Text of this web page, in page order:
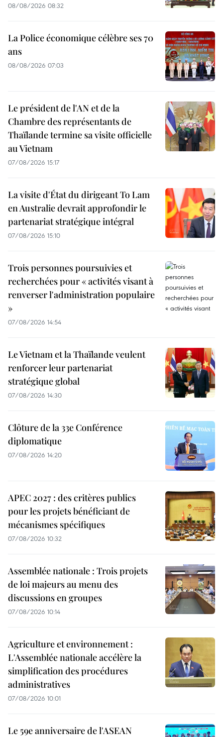
08/08/2026 08:32
La Police économique célèbre ses 70
ans
08/08/2026 07:03
Le président de l'AN et de la
Chambre des représentants de
Thaïlande termine sa visite officielle
au Vietnam
07/08/2026 15:17
La visite d'État du dirigeant To Lam
en Australie devrait approfondir le
partenariat stratégique intégral
07/08/2026 15:10
Trois personnes poursuivies et
recherchées pour « activités visant à
renverser l'administration populaire
»
07/08/2026 14:54
Le Vietnam et la Thaïlande veulent
renforcer leur partenariat
stratégique global
07/08/2026 14:30
Clôture de la 33e Conférence
diplomatique
07/08/2026 14:20
APEC 2027 : des critères publics
pour les projets bénéficiant de
mécanismes spécifiques
07/08/2026 10:32
Assemblée nationale : Trois projets
de loi majeurs au menu des
discussions en groupes
07/08/2026 10:14
Agriculture et environnement :
L'Assemblée nationale accélère la
simplification des procédures
administratives
07/08/2026 10:01
Le 59e anniversaire de l'ASEAN